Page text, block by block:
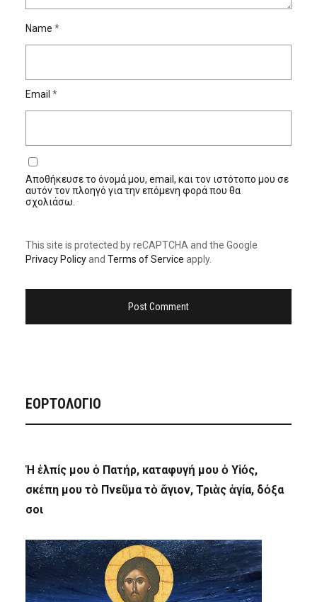
Name *
Email *
Αποθήκευσε το όνομά μου, email, και τον ιστότοπο μου σε
αυτόν τον πλοηγό για την επόμενη φορά που θα
σχολιάσω.
This site is protected by reCAPTCHA and the Google
Privacy Policyand Terms of Service apply.
ΕΟΡΤΟΛΟΓΙΟ
Ἡ ἐλπίς μου ὁ Πατήρ, καταφυγή μου ὁ Υἱός,
σκέπη μου τὸ Πνεῦμα τὸ ἅγιον, Τριὰς ἁγία, δόξα
σοι